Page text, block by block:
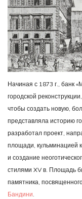
Начиная с 1873 г., банк
городской
чтобы создать новую,
представляла историю
разработал проект,
площади, кульминацией
и создание
стилями XV в. Площадь
памятника,
Бандини.